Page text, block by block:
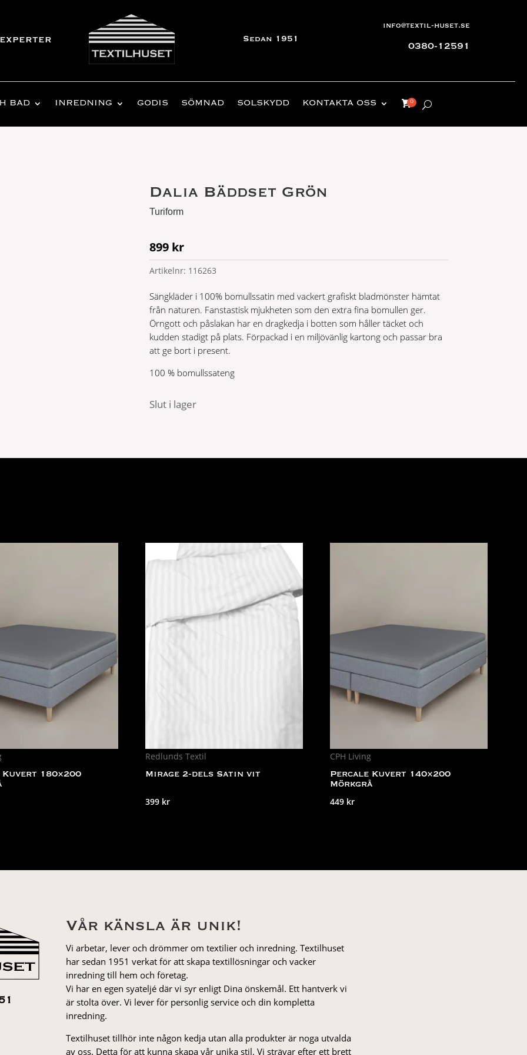
Sedan 1951
info@textil-huset.se
0380-12591
BAD INREDNING GODIS SÖMNAD SOLSKYDD KONTAKTA OSS
Dalia Bäddset Grön
Turiform
899 kr
Artikelnr: 116263
Sängkläder i 100% bomullssatin med vackert grafiskt bladmönster hämtat
från naturen. Fanstastisk mjukheten som den extra fina bomullen ger.
Örngott och påslakan har en dragkedja i botten som håller täcket och
kudden stadigt på plats. Förpackad i en miljövänlig kartong och passar bra
att ge bort i present.
100 % bomullssateng
Slut i lager
Kuvert 180×200
Redlunds Textil
Mirage 2-dels Satin vit
399 kr
CPH Living
Percale Kuvert 140×200
Mörkgrå
449 kr
Vår känsla är unik!
Vi arbetar, lever och drömmer om textilier och inredning. Textilhuset
har sedan 1951 verkat för att skapa textillösningar och vacker
inredning till hem och företag.
Vi har en egen syateljé där vi syr enligt Dina önskemål. Ett hantverk vi
är stolta över. Vi lever för personlig service och din kompletta
inredning.
Textilhuset tillhör inte någon kedja utan alla produkter är noga utvalda
av oss. Detta för att kunna skapa vår unika stil. Vi strä­var efter ett brett